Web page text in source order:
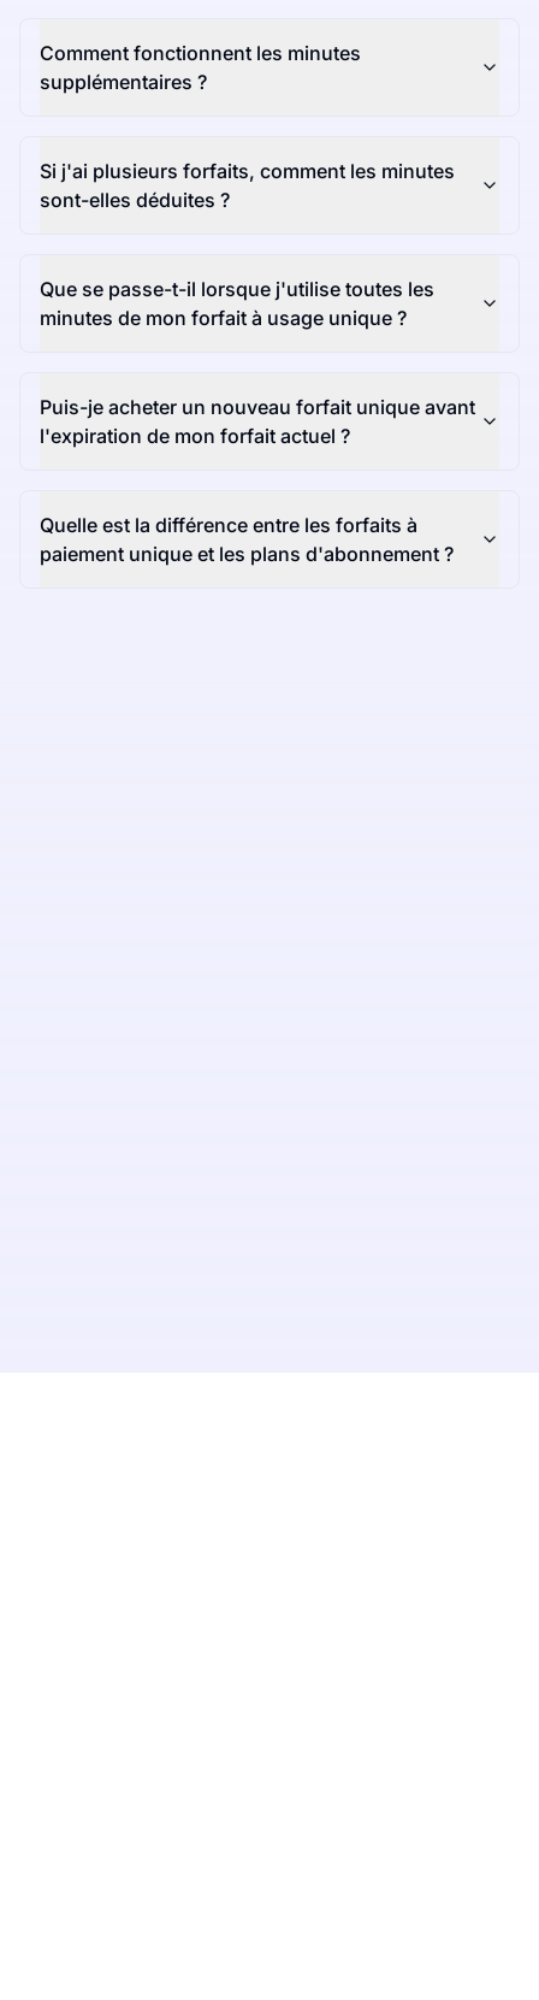
Comment fonctionnent les minutes
supplémentaires ?
Si j'ai plusieurs forfaits, comment les minutes
sont-elles déduites ?
Que se passe-t-il lorsque j'utilise toutes les
minutes de mon forfait à usage unique ?
Puis-je acheter un nouveau forfait unique avant
l'expiration de mon forfait actuel ?
Quelle est la différence entre les forfaits à
paiement unique et les plans d'abonnement ?